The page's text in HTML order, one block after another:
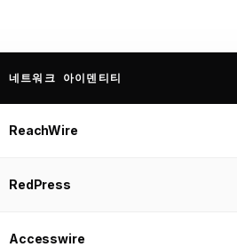
네트워크 아이덴티티
ReachWire
RedPress
Accesswire